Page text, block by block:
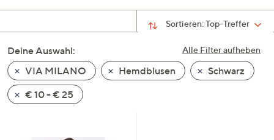
nach
und
nach
unten
oder
wischen
Sortieren:Top-Treffer
Alle Filter aufheben
Deine Auswahl:
VIA MILANO
Hemdblusen
Schwarz
€ 10 - € 25